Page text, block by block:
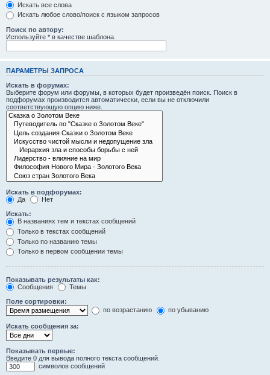
Искать все слова
Искать любое слово/поиск с языком запросов
Поиск по автору:
Используйте * в качестве шаблона.
ПАРАМЕТРЫ ЗАПРОСА
Искать в форумах:
Выберите форум или форумы, в которых будет произведён поиск. Поиск в
подфорумах производится автоматически, если вы не отключили
соответствующую опцию ниже.
Искать в подфорумах:
Да
Нет
Искать:
В названиях тем и текстах сообщений
Только в текстах сообщений
Только по названию темы
Только в первом сообщении темы
Показывать результаты как:
Сообщения
Темы
Поле сортировки:
по возрастанию
по убыванию
Искать сообщения за:
Показывать первые:
Введите 0 для вывода полного текста сообщений.
символов сообщений